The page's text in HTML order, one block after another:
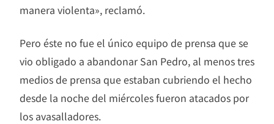
manera violenta», reclamó.
Pero éste no fue el único equipo de prensa que se
vio obligado a abandonar San Pedro, al menos tres
medios de prensa que estaban cubriendo el hecho
desde la noche del miércoles fueron atacados por
los avasalladores.